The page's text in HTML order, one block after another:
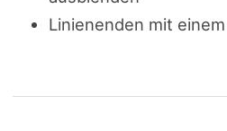
Linienenden mit